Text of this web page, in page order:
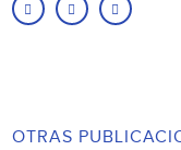
OTRAS